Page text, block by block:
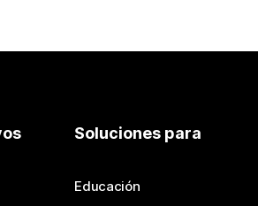
Soluciones para
Educación